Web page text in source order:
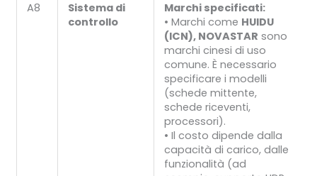
A8
Sistema di
controllo
Marchi specificati:
• Marchi come HUIDU
(ICN), NOVASTAR sono
marchi cinesi di uso
comune. È necessario
specificare i modelli
(schede mittente,
schede riceventi,
processori).
• Il costo dipende dalla
capacità di carico, dalle
funzionalità (ad